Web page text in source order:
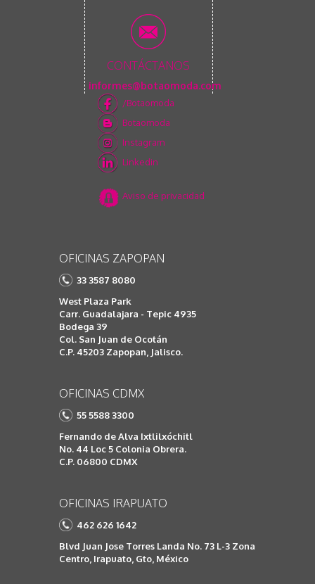
CONTÁCTANOS
informes@botaomoda.com
/Botaomoda
Botaomoda
Instagram
Linkedin
Aviso de privacidad
OFICINAS ZAPOPAN
33 3587 8080
West Plaza Park
Carr. Guadalajara - Tepic 4935
Bodega 39
Col. San Juan de Ocotán
C.P. 45203 Zapopan, Jalisco.
OFICINAS CDMX
55 5588 3300
Fernando de Alva Ixtlilxóchitl
No. 44 Loc 5 Colonia Obrera.
C.P. 06800 CDMX
OFICINAS IRAPUATO
462 626 1642
Blvd Juan Jose Torres Landa No. 73 L-3 Zona
Centro, Irapuato, Gto, México